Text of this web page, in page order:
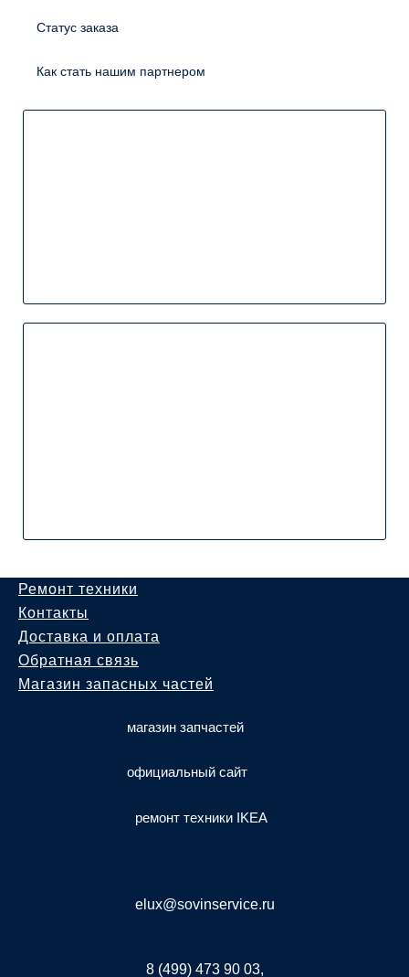
Статус заказа
Как стать нашим партнером
Ремонт техники
Контакты
Доставка и оплата
Обратная связь
Магазин запасных частей
магазин запчастей
официальный сайт
ремонт техники IKEA
elux@sovinservice.ru
8 (499) 473 90 03,